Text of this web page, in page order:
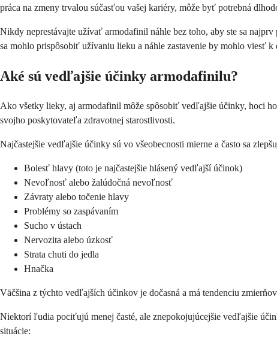
práca na zmeny trvalou súčasťou vašej kariéry, môže byť potrebná
Nikdy neprestávajte užívať armodafinil náhle bez toho, aby ste sa
sa mohlo prispôsobiť užívaniu lieku a náhle zastavenie by mohlo viesť k
Aké sú vedľajšie účinky armodafinilu?
Ako všetky lieky, aj armodafinil môže spôsobiť vedľajšie účinky, hoci
svojho poskytovateľa zdravotnej starostlivosti.
Najčastejšie vedľajšie účinky sú vo všeobecnosti mierne a často sa
Bolesť hlavy (toto je najčastejšie hlásený vedľajší účinok)
Nevoľnosť alebo žalúdočná nevoľnosť
Závraty alebo točenie hlavy
Problémy so zaspávaním
Sucho v ústach
Nervozita alebo úzkosť
Strata chuti do jedla
Hnačka
Väčšina z týchto vedľajších účinkov je dočasná a má tendenciu
Niektorí ľudia pociťujú menej časté, ale znepokojujúcejšie vedľajšie
situácie: